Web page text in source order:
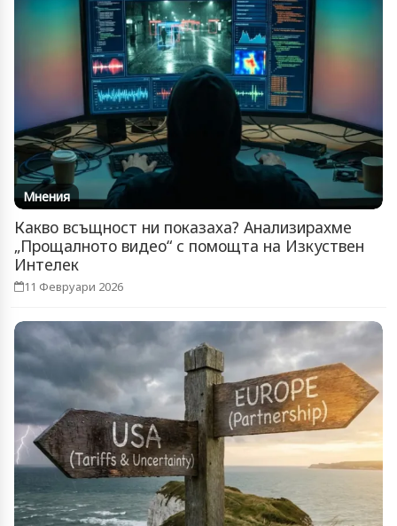
Мнения
Какво всъщност ни показаха? Анализирахме
„Прощалното видео“ с помощта на Изкуствен
Интелек
11 Февруари 2026